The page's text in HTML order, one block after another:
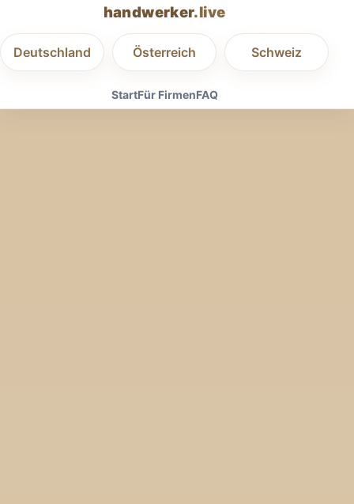
handwerker.live
Deutschland Österreich Schweiz
StartFür FirmenFAQ